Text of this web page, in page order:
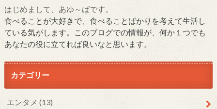
はじめまして、あゆ～ばです。
食べることが大好きで、食べることばかりを考えて生活し
ている気がします。このブログでの情報が、何か１つでも
あなたの役に立てれば良いなと思います。
カテゴリー
エンタメ (13)